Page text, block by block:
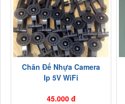
Chân Đế Nhựa Camera
Ip 5V WiFi
45.000 đ